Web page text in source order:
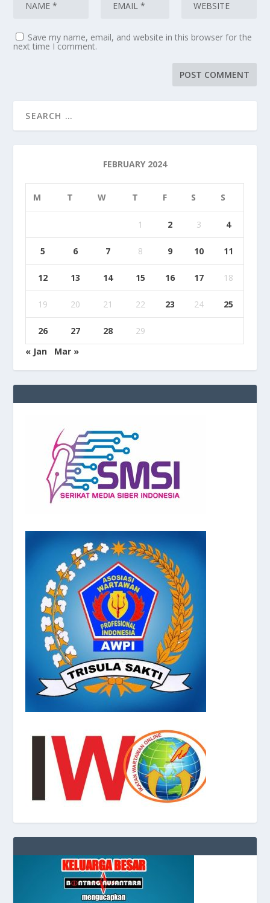
Save my name, email, and website in this browser for the
next time I comment.
FEBRUARY 2024
M T W T F S S
1 2 3 4
5 6 7 8 9 10 11
12 13 14 15 16 17 18
19 20 21 22 23 24 25
26 27 28
29
« Jan
Mar »